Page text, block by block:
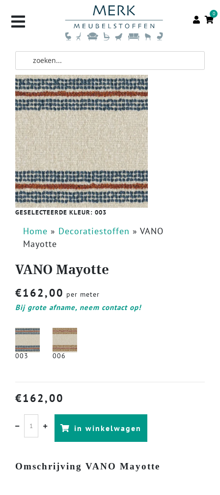
0
GESELECTEERDE KLEUR: 003
Home » Decoratiestoffen » VANO
Mayotte
VANO Mayotte
€162,00 per meter
Bij grote afname, neem contact op!
003 006
€162,00
in winkelwagen
Omschrijving VANO Mayotte